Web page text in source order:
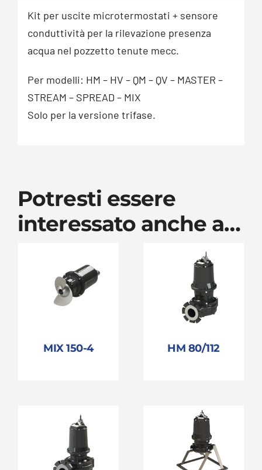
Kit per uscite microtermostati + sensore
conduttività per la rilevazione presenza
acqua nel pozzetto tenute mecc.
Per modelli: HM – HV – QM – QV – MASTER –
STREAM – SPREAD – MIX
Solo per la versione trifase.
Potresti essere
interessato anche a…
MIX 150-4 HM 80/112